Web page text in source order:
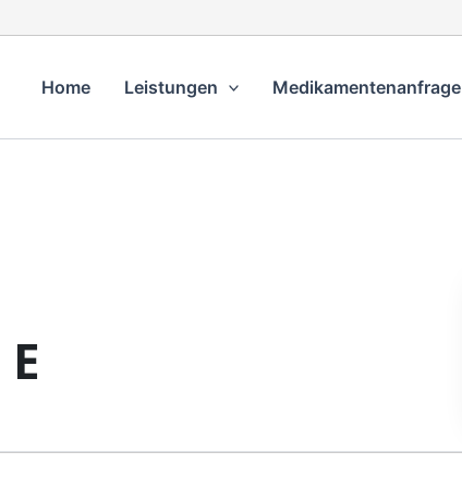
Home Leistungen Medikamentenanfrage